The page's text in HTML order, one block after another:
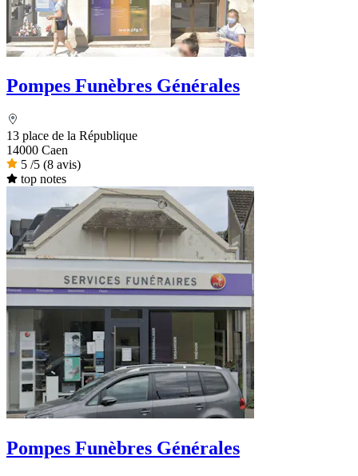
Pompes Funèbres Générales
13 place de la République
14000 Caen
5 /5 (8 avis)
top notes
Pompes Funèbres Générales